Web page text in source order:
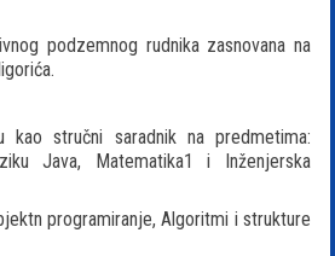
podzemnog rudnika zasnovana na
stručni saradnik na predmetima:
Java, Matematika1 i Inženjerska
programiranje, Algoritmi i strukture